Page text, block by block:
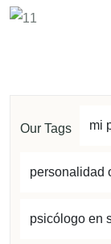
Our Tags mi
personalidad
psicólogo en